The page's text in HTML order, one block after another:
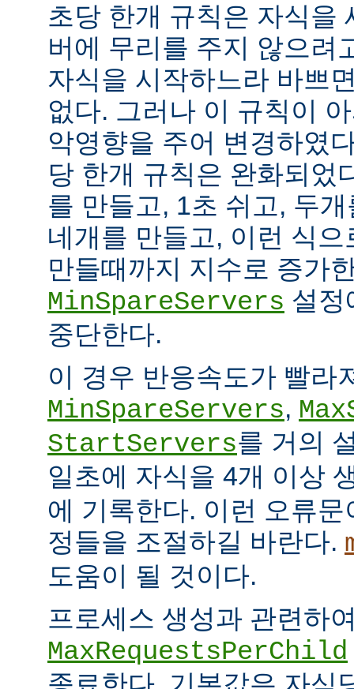
초당 한개 규칙은 자식을
버에 무리를 주지 않으려
자식을 시작하느라 바쁘
없다. 그러나 이 규칙이
악영향을 주어 변경하였
당 한개 규칙은 완화되었
를 만들고, 1초 쉬고, 두
네개를 만들고, 이런 식
만들때까지 지수로 증가
MinSpareServers 설정
중단한다.
이 경우 반응속도가 빨라
MinSpareServers,
StartServers를 거의
일초에 자식을 4개 이상
에 기록한다. 이런 오류
정들을 조절하길 바란다.
도움이 될 것이다.
프로세스 생성과 관련하
MaxRequestsPerChild